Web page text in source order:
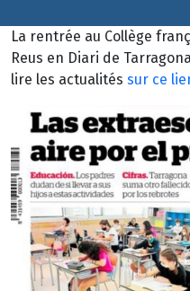
La rentrée au Collège
Reus en Diari de
lire les actualités sur ce